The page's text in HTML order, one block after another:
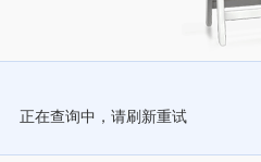
正在查询中，请刷新重试